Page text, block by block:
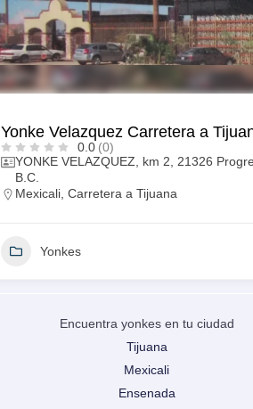
Yonke Velazquez Carretera a
0.0 (0)
YONKE VELAZQUEZ, km 2, 21326
B.C.
Mexicali, Carretera a Tijuana
Yonkes
Encuentra yonkes en tu ciudad
Tijuana
Mexicali
Ensenada